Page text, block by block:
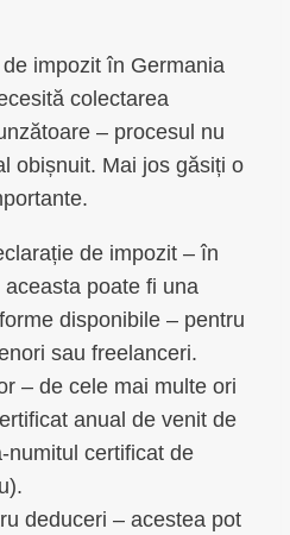
impozit în Germania
colectarea
– procesul nu
obișnuit. Mai jos găsiți o
de impozit – în
poate fi una
disponibile – pentru
sau freelanceri.
– de cele mai multe ori
anual de venit de
numitul certificat de
deduceri – acestea pot